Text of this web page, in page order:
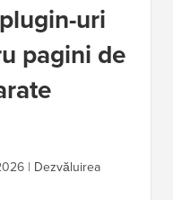
uri
pagini de
| Dezvăluirea